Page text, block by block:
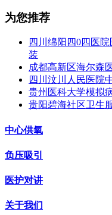
为您推荐
四川绵阳四0四医
装
成都高新区海尔森
四川汶川人民医院
贵州医科大学模拟
贵阳碧海社区卫生
中心供氧
负压吸引
医护对讲
关于我们